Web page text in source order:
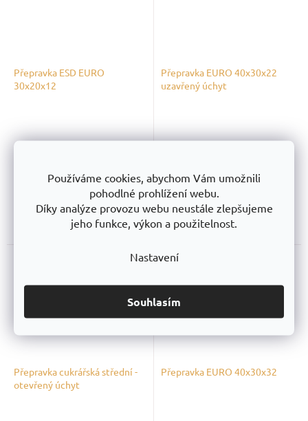
Používáme cookies, abychom Vám umožnili
pohodlné prohlížení webu.
Díky analýze provozu webu neustále zlepšujeme
jeho funkce, výkon a použitelnost.
Nastavení
Souhlasím
Přepravka ESD EURO
30x20x12
128,93 Kčbez DPH
Do košíku
Přepravka EURO 40x30x22
uzavřený úchyt
199,17 Kčbez DPH
241 Kčs DPH
Do košíku
Přepravka cukrářská střední -
otevřený úchyt
Přepravka EURO 40x30x32